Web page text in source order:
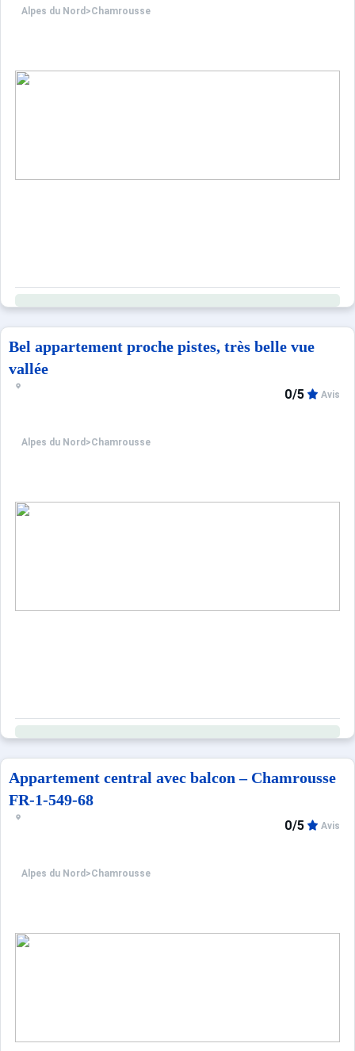
Alpes du Nord >Chamrousse
Bel appartement proche pistes, très belle vue
vallée
Alpes du Nord >Chamrousse
0/5 Avis
Appartement central avec balcon – Chamrousse
FR-1-549-68
Alpes du Nord >Chamrousse
0/5 Avis